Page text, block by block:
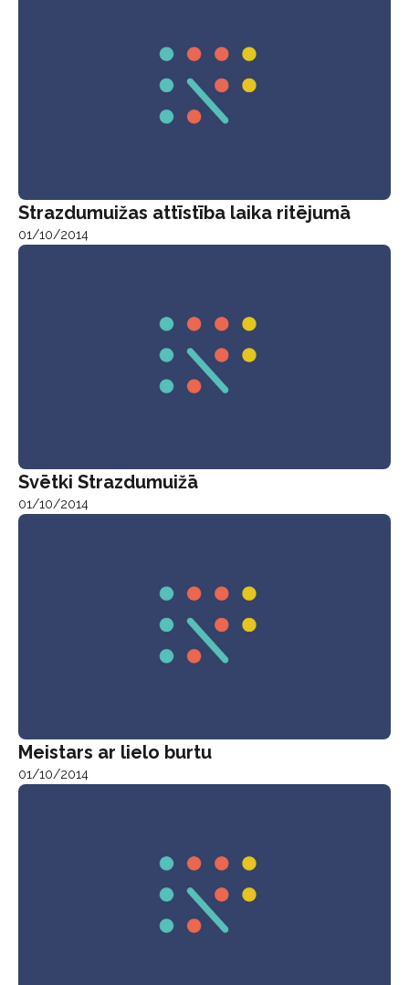
Strazdumuižas attīstība laika ritējumā
01/10/2014
Svētki Strazdumuižā
01/10/2014
Meistars ar lielo burtu
01/10/2014